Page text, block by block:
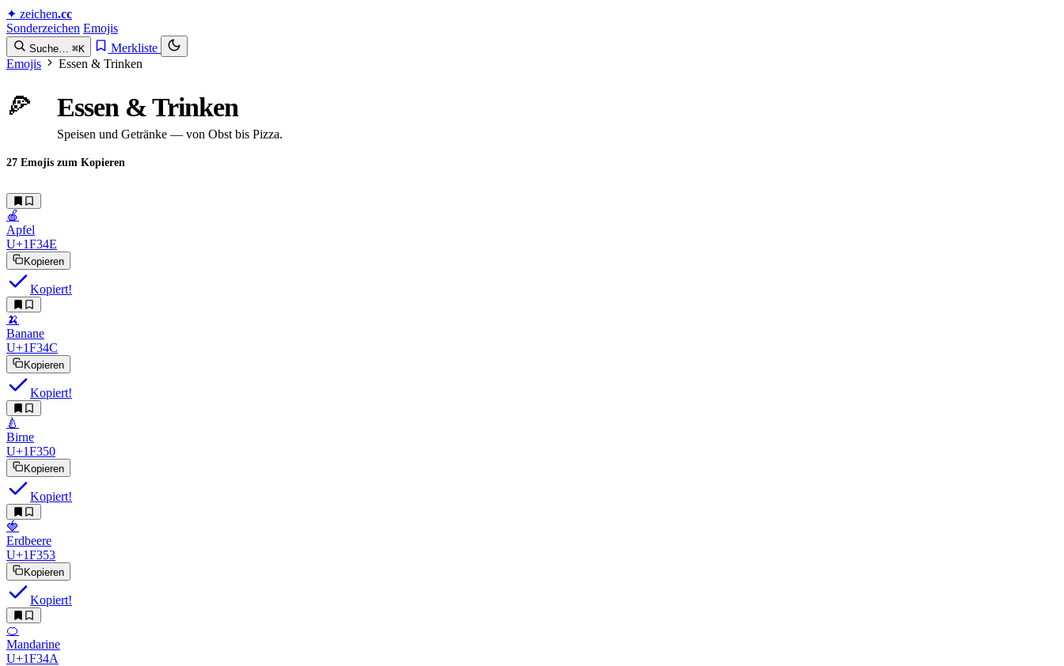
✦ zeichen.cc
Sonderzeichen Emojis
Suche… ⌘K
Merkliste
Emojis
Essen & Trinken
🍕 Essen & Trinken
Speisen und Getränke — von Obst bis Pizza.
27 Emojis zum Kopieren
🍎
Apfel
U+1F34E
Kopieren
Kopiert!
🍌
Banane
U+1F34C
Kopieren
Kopiert!
🍐
Birne
U+1F350
Kopieren
Kopiert!
🍓
Erdbeere
U+1F353
Kopieren
Kopiert!
🍊
Mandarine
U+1F34A